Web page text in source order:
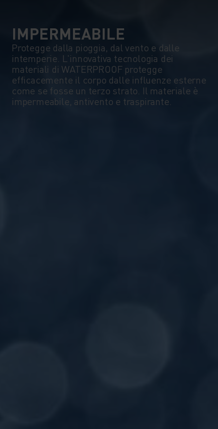
IMPERMEABILE
Protegge dalla pioggia, dal vento e dalle
intemperie. L'innovativa tecnologia dei
materiali di WATERPROOF protegge
efficacemente il corpo dalle influenze esterne
come se fosse un terzo strato. Il materiale è
impermeabile, antivento e traspirante.